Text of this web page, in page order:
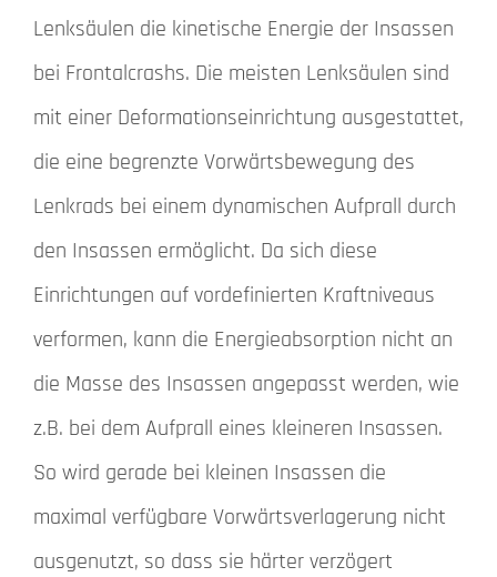
Lenksäulen die kinetische Energie der Insassen
bei Frontalcrashs. Die meisten Lenksäulen sind
mit einer Deformationseinrichtung ausgestattet,
die eine begrenzte Vorwärtsbewegung des
Lenkrads bei einem dynamischen Aufprall durch
den Insassen ermöglicht. Da sich diese
Einrichtungen auf vordefinierten Kraftniveaus
verformen, kann die Energieabsorption nicht an
die Masse des Insassen angepasst werden, wie
z.B. bei dem Aufprall eines kleineren Insassen.
So wird gerade bei kleinen Insassen die
maximal verfügbare Vorwärtsverlagerung nicht
ausgenutzt, so dass sie härter verzögert